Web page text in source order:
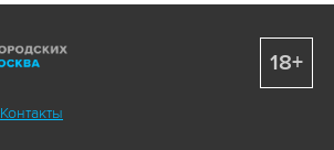
Контакты
18+